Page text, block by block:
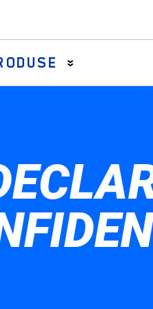
de direcție și brațe
Kituri burduf cremalieră de
Capete de bară